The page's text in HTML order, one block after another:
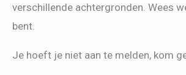
verschillende achtergronden. Wees
bent.
Je hoeft je niet aan te melden, kom